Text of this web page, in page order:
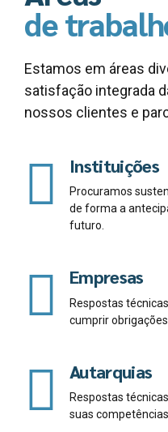
de
Estamos em áreas
satisfação integrada
nossos clientes e
Instituições
Procuramos
de forma a
futuro.
Empresas
Respostas
cumprir
Autarquias
Respostas
suas